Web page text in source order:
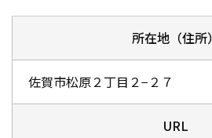
所在地（住所）
佐賀市松原２丁目２−２７
URL